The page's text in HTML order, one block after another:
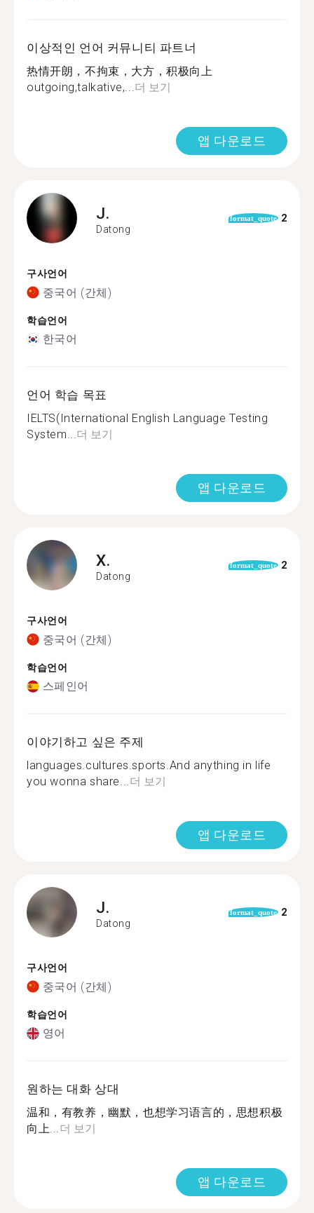
이상적인 언어 커뮤니티 파트너
热情开朗，不拘束，大方，积极向上
outgoing,talkative,...더 보기
앱 다운로드
J.
Datong
format_quote 2
구사언어
중국어 (간체)
학습언어
한국어
언어 학습 목표
IELTS(International English Language Testing
System...더 보기
앱 다운로드
X.
Datong
format_quote 2
구사언어
중국어 (간체)
학습언어
스페인어
이야기하고 싶은 주제
languages.cultures.sports.And anything in life
you wonna share...더 보기
앱 다운로드
J.
Datong
format_quote 2
구사언어
중국어 (간체)
학습언어
영어
원하는 대화 상대
温和，有教养，幽默，也想学习语言的，思想积极
向上...더 보기
앱 다운로드